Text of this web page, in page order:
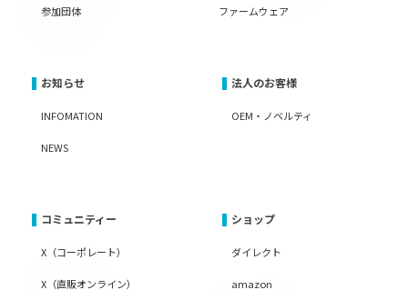
参加団体 ファームウェア
お知らせ
INFOMATION
NEWS
法人のお客様
OEM・ノベルティ
コミュニティー
X（コーポレート）
X（直販オンライン）
ショップ
ダイレクト
amazon